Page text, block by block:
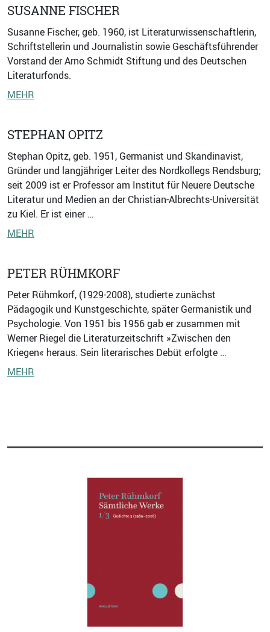
SUSANNE FISCHER
Susanne Fischer, geb. 1960, ist Literaturwissenschaftlerin,
Schriftstellerin und Journalistin sowie Geschäftsführender
Vorstand der Arno Schmidt Stiftung und des Deutschen
Literaturfonds.
MEHR
STEPHAN OPITZ
Stephan Opitz, geb. 1951, Germanist und Skandinavist,
Gründer und langjähriger Leiter des Nordkollegs Rendsburg;
seit 2009 ist er Professor am Institut für Neuere Deutsche
Literatur und Medien an der Christian-Albrechts-Universität
zu Kiel. Er ist einer …
MEHR
PETER RÜHMKORF
Peter Rühmkorf, (1929-2008), studierte zunächst
Pädagogik und Kunstgeschichte, später Germanistik und
Psychologie. Von 1951 bis 1956 gab er zusammen mit
Werner Riegel die Literaturzeitschrift »Zwischen den
Kriegen« heraus. Sein literarisches Debüt erfolgte …
MEHR